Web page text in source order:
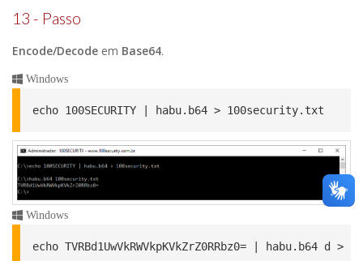
13 - Passo
Encode/Decode em Base64.
Windows
echo 100SECURITY | habu.b64 > 100security.txt
Windows
echo TVRBd1UwVkRWVkpKVkZrZ0RRbz0= | habu.b64 d